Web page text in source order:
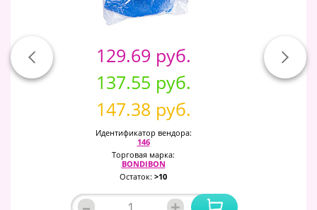
129.69 руб.
137.55 руб.
147.38 руб.
Идентификатор вендора:
146
Торговая марка:
BONDIBON
Остаток: >10